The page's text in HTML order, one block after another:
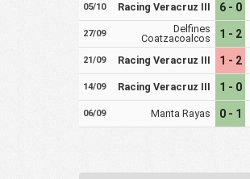
05/10 Racing Veracruz III 6 - 0
27/09
Delfines
Coatzacoalcos
1 - 2
21/09 Racing Veracruz III 1 - 2
14/09 Racing Veracruz III 1 - 0
06/09 Manta Rayas 0 - 1